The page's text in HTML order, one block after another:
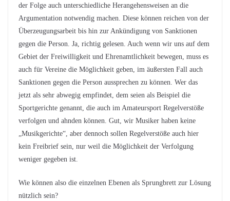
der Folge auch unterschiedliche Herangehensweisen an die
Argumentation notwendig machen. Diese können reichen von der
Überzeugungsarbeit bis hin zur Ankündigung von Sanktionen
gegen die Person. Ja, richtig gelesen. Auch wenn wir uns auf dem
Gebiet der Freiwilligkeit und Ehrenamtlichkeit bewegen, muss es
auch für Vereine die Möglichkeit geben, im äußersten Fall auch
Sanktionen gegen die Person aussprechen zu können. Wer das
jetzt als sehr abwegig empfindet, dem seien als Beispiel die
Sportgerichte genannt, die auch im Amateursport Regelverstöße
verfolgen und ahnden können. Gut, wir Musiker haben keine
„Musikgerichte“, aber dennoch sollen Regelverstöße auch hier
kein Freibrief sein, nur weil die Möglichkeit der Verfolgung
weniger gegeben ist.
Wie können also die einzelnen Ebenen als Sprungbrett zur Lösung
nützlich sein?